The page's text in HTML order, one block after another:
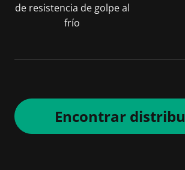
de resistencia de golpe al
frío
Encontrar